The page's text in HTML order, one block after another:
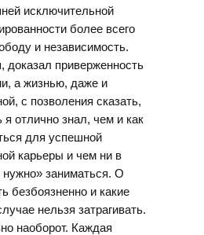
исключительной
более всего
и независимость.
доказал приверженность
а жизнью, даже и
с позволения сказать,
отлично знал, чем и как
для успешной
карьеры и чем ни в
нужно» заниматься. О
безбоязненно и какие
нельзя затрагивать.
наоборот. Каждая